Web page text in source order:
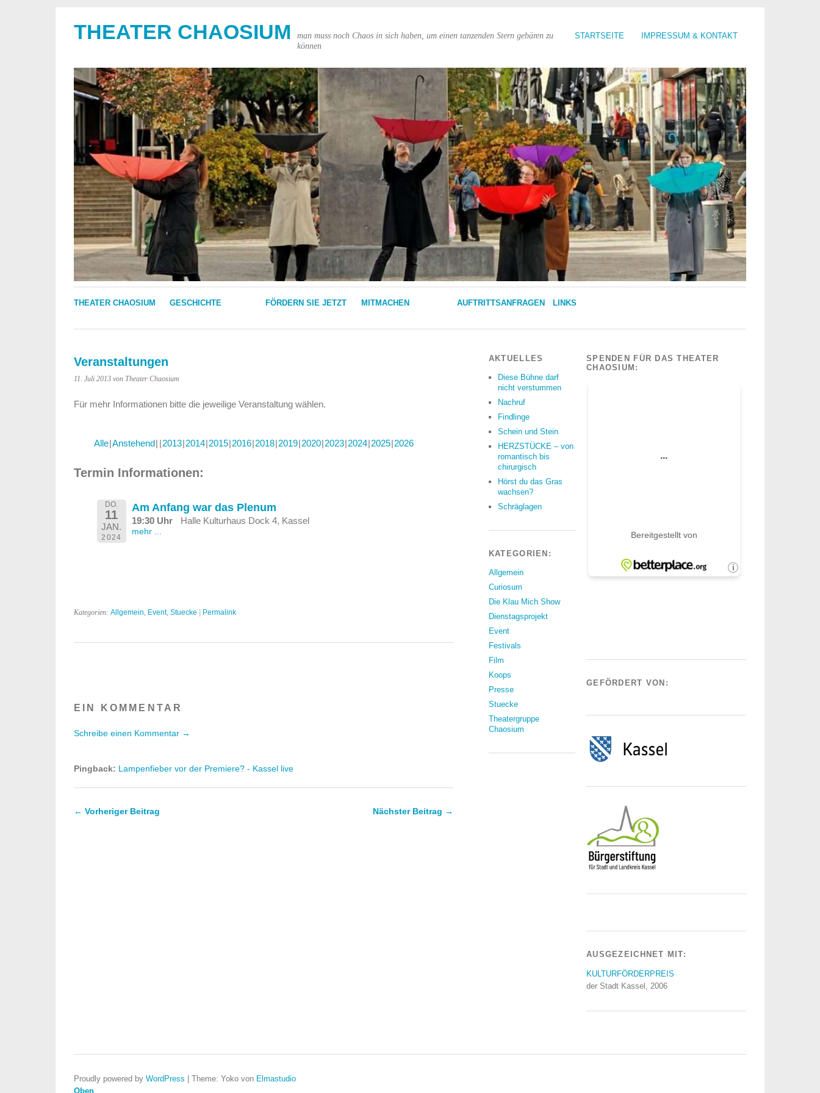
STARTSEITE IMPRESSUM & KONTAKT
THEATER CHAOSIUM
man muss noch Chaos in sich haben, um einen tanzenden Stern gebären zu
können
THEATER CHAOSIUM GESCHICHTE FÖRDERN SIE JETZT MITMACHEN AUFTRITTSANFRAGEN LINKS
Veranstaltungen
11. Juli 2013 von Theater Chaosium
Für mehr Informationen bitte die jeweilige Veranstaltung wählen.
Alle Anstehend 2013 2014 2015 2016 2018 2019 2020 2023 2024 2025 2026
Termin Informationen:
DO.
11
JAN.
2024
Am Anfang war das Plenum
19:30 Uhr Halle Kulturhaus Dock 4, Kassel
mehr ...
Kategorien: Allgemein, Event, Stuecke Permalink
EIN KOMMENTAR
Schreibe einen Kommentar →
Pingback: Lampenfieber vor der Premiere? - Kassel live
← Vorheriger Beitrag Nächster Beitrag →
AKTUELLES
Diese Bühne darf
nicht verstummen
Nachruf
Findlinge
Schein und Stein
HERZSTÜCKE – von
romantisch bis
chirurgisch
Hörst du das Gras
wachsen?
Schräglagen
KATEGORIEN:
Allgemein
Curiosum
Die Klau Mich Show
Dienstagsprojekt
Event
Festivals
Film
Koops
Presse
Stuecke
Theatergruppe
Chaosium
SPENDEN FÜR DAS THEATER
CHAOSIUM:
GEFÖRDERT VON:
AUSGEZEICHNET MIT:
KULTURFÖRDERPREIS
der Stadt Kassel, 2006
Proudly powered by WordPress Theme: Yoko von Elmastudio
Oben